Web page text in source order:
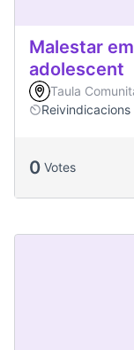
Malestar
adolescent
Taula
0 Votes